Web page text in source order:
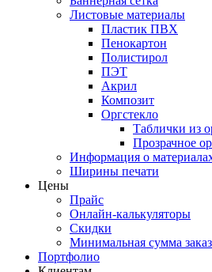
Листовые материалы
Пластик ПВХ
Пенокартон
Полистирол
ПЭТ
Акрил
Композит
Оргстекло
Таблички из
Прозрачное
Информация о
Ширины печати
Цены
Прайс
Онлайн-калькуляторы
Скидки
Минимальная сумма
Портфолио